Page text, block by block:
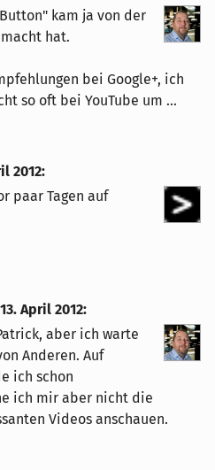
kam ja von der
hat.
bei Google+, ich
so oft bei YouTube um ...
2012:
paar Tagen auf
April 2012:
aber ich warte
Anderen. Auf
ich schon
ich mir aber nicht die
Videos anschauen.